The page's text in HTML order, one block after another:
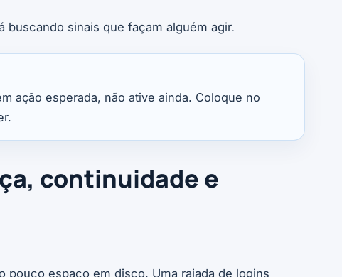
buscando sinais que façam alguém agir.
ação esperada, não ative ainda. Coloque no
continuidade e
pouco espaço em disco. Uma rajada de logins